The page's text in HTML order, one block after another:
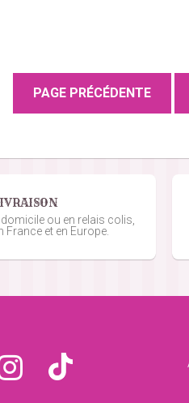
ou en relais colis,
France et en Europe.